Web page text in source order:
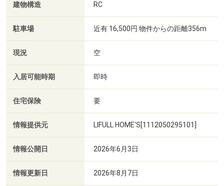
建物構造 RC
駐車場 近有 16,500円 物件からの距離356m
現況 空
入居可能時期 即時
住宅保険 要
情報提供元 LIFULL HOME'S[1112050295101]
情報公開日 2026年6月3日
情報更新日 2026年8月7日